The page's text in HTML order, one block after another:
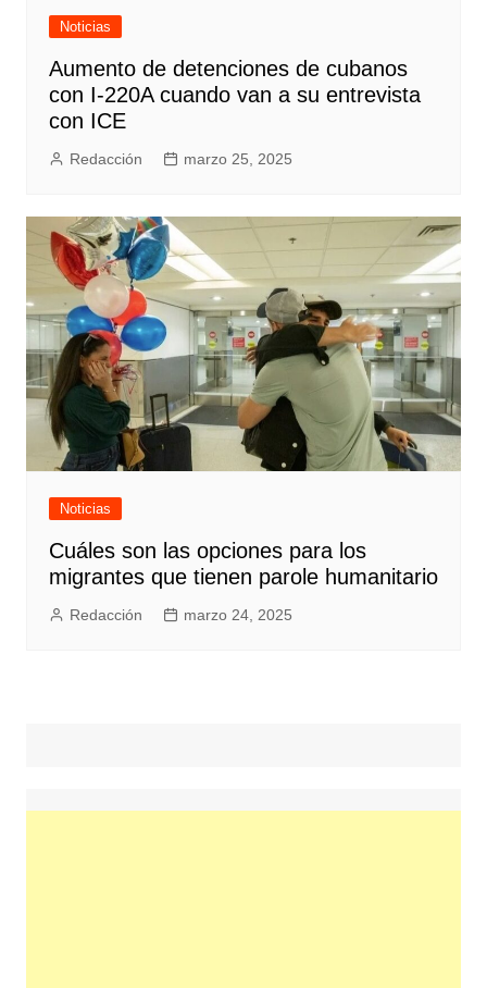
Noticias
Aumento de detenciones de cubanos
con I-220A cuando van a su entrevista
con ICE
Redacción marzo 25, 2025
Noticias
Cuáles son las opciones para los
migrantes que tienen parole humanitario
Redacción marzo 24, 2025